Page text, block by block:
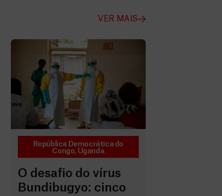
VER MAIS
República Democrática do
Congo, Uganda
O desafio do vírus
Bundibugyo: cinco